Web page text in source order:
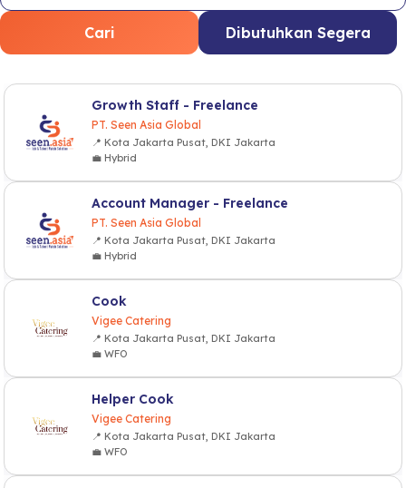
Cari Dibutuhkan Segera
Growth Staff - Freelance
PT. Seen Asia Global
📍 Kota Jakarta Pusat, DKI Jakarta
💼 Hybrid
Account Manager - Freelance
PT. Seen Asia Global
📍 Kota Jakarta Pusat, DKI Jakarta
💼 Hybrid
Cook
Vigee Catering
📍 Kota Jakarta Pusat, DKI Jakarta
💼 WFO
Helper Cook
Vigee Catering
📍 Kota Jakarta Pusat, DKI Jakarta
💼 WFO